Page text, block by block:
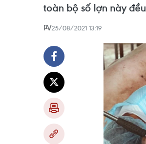
toàn bộ số lợn này
PV25/08/2021 13:19